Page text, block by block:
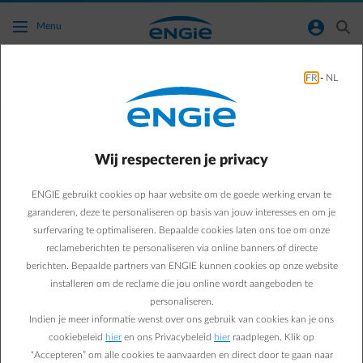
Ga naar de hoofdinhoud
Menu normal-account-circle search
Smart Charge: Je laadpaal koppelen
met de Smart Charge dienst in de Smart App van ENGIE? Ontdek
hieronder de antwoorden op de meest gestelde vragen van andere
Veelgestelde vragen
Hoe koppel ik mijn laadpaal met de Smart App van ENGIE?
Welke laadpalen kan ik koppelen met de Smart App van
FR - NL
Wij respecteren je privacy
ENGIE gebruikt cookies op haar website om de goede werking ervan te
garanderen, deze te personaliseren op basis van jouw interesses en om je
surfervaring te optimaliseren. Bepaalde cookies laten ons toe om onze
reclameberichten te personaliseren via online banners of directe
berichten. Bepaalde partners van ENGIE kunnen cookies op onze website
installeren om de reclame die jou online wordt aangeboden te
personaliseren.
Indien je meer informatie wenst over ons gebruik van cookies kan je ons
cookiebeleid hier en ons Privacybeleid hier raadplegen. Klik op
“Accepteren” om alle cookies te aanvaarden en direct door te gaan naar